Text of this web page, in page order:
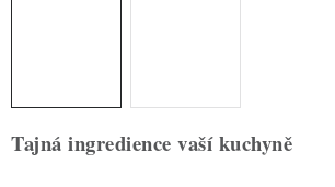
Nepřevzetí zásilky na dobírku
Hodnocení obchodu
Blog
Moje objednávka
Tajná ingredience vaší kuchyně